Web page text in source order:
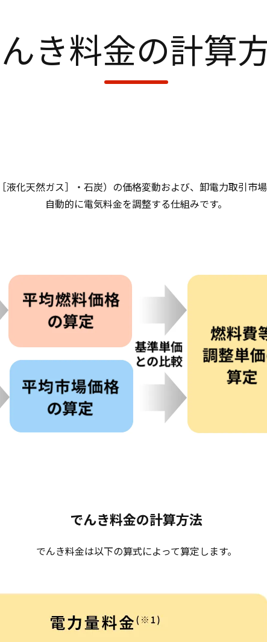
き料金の計算
化天然ガス］・石炭）の価格変動および、卸電力取引市
自動的に電気料金を調整する仕組みです。
でんき料金の計算方法
でんき料金は以下の算式によって算定します。